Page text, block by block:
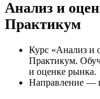
Анализ и
Практикум
Курс «Анализ и
Практикум.
и оценке рынка.
Направление —